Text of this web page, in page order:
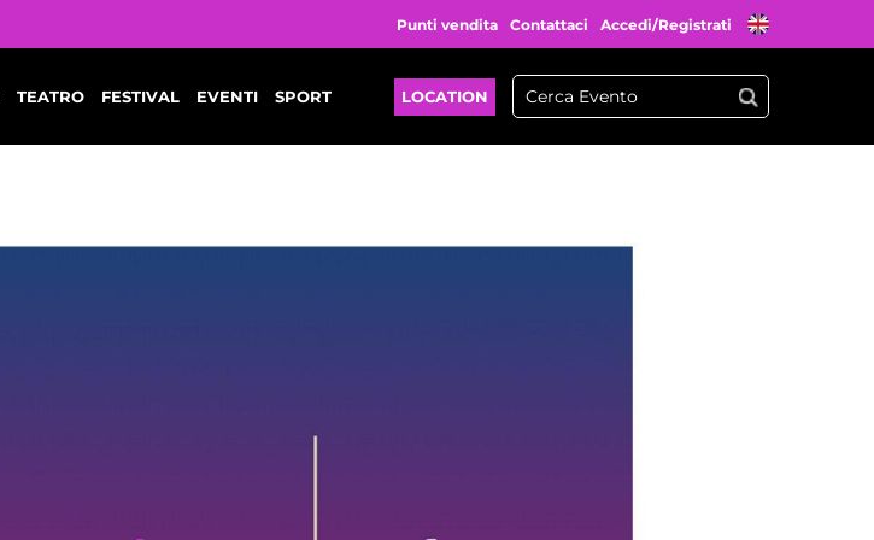
Punti vendita Contattaci Accedi/Registrati
TEATRO FESTIVAL EVENTI SPORT LOCATION